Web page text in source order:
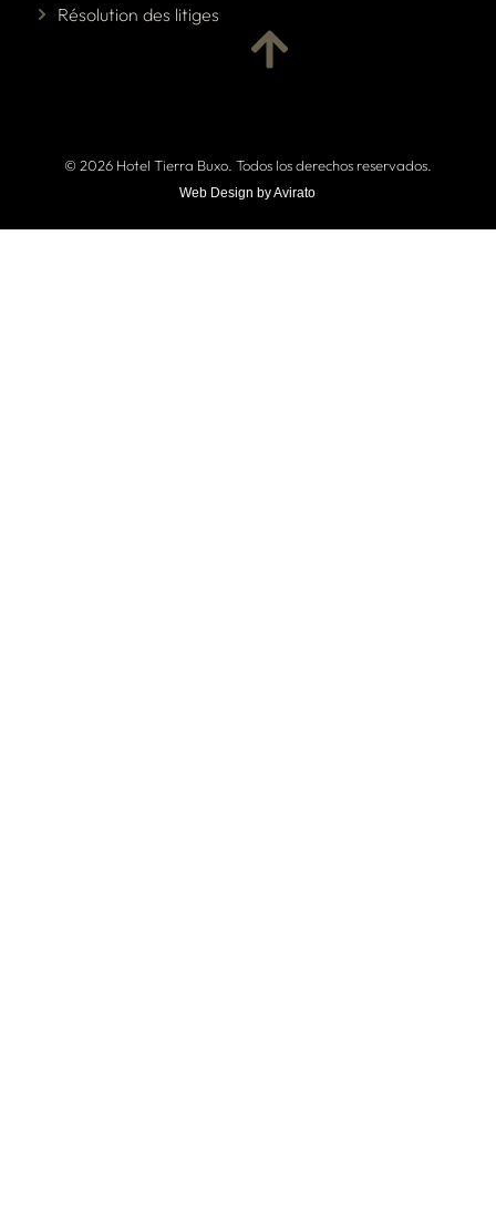
Résolution des litiges
© 2026 Hotel Tierra Buxo. Todos los derechos reservados.
Web Design by Avirato